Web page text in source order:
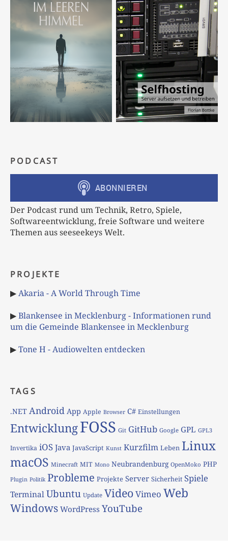
PODCAST
Der Podcast rund um Technik, Retro, Spiele,
Softwareentwicklung, freie Software und weitere
Themen aus seeseekeys Welt.
PROJEKTE
▶Akaria - A World Through Time
▶Blankensee in Mecklenburg - Informationen rund
um die Gemeinde Blankensee in Mecklenburg
▶Tone H - Audiowelten entdecken
TAGS
.NET Android App Apple Browser C# Einstellungen
EntwicklungFOSS Git GitHub Google GPL GPL3
Invertika iOS Java JavaScript Kunst Kurzfilm Leben Linux
macOS Minecraft MIT Mono Neubrandenburg OpenMoko PHP
Plugin Politik Probleme Projekte Server Sicherheit Spiele
TerminalUbuntu Update VideoVimeo Web
Windows WordPress YouTube